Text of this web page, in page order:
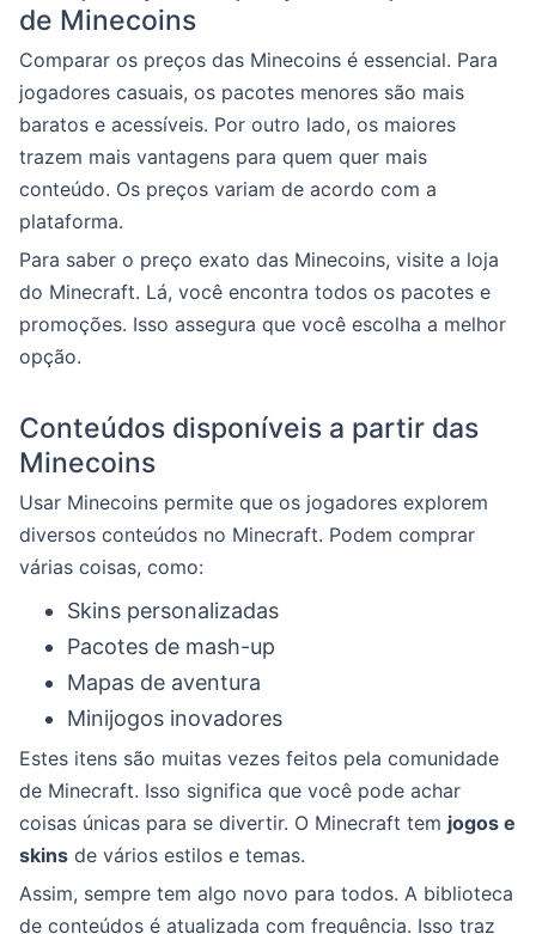
de Minecoins
Comparar os preços das Minecoins é essencial. Para
jogadores casuais, os pacotes menores são mais
baratos e acessíveis. Por outro lado, os maiores
trazem mais vantagens para quem quer mais
conteúdo. Os preços variam de acordo com a
plataforma.
Para saber o preço exato das Minecoins, visite a loja
do Minecraft. Lá, você encontra todos os pacotes e
promoções. Isso assegura que você escolha a melhor
opção.
Conteúdos disponíveis a partir das
Minecoins
Usar Minecoins permite que os jogadores explorem
diversos conteúdos no Minecraft. Podem comprar
várias coisas, como:
Skins personalizadas
Pacotes de mash-up
Mapas de aventura
Minijogos inovadores
Estes itens são muitas vezes feitos pela comunidade
de Minecraft. Isso significa que você pode achar
coisas únicas para se divertir. O Minecraft tem jogos e
skins de vários estilos e temas.
Assim, sempre tem algo novo para todos. A biblioteca
de conteúdos é atualizada com frequência. Isso traz